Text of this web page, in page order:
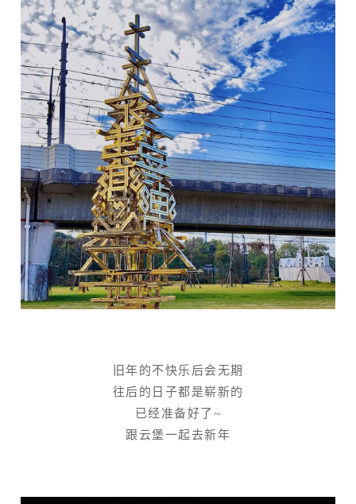
旧年的不快乐后会无期
往后的日子都是崭新的
已经准备好了~
跟云堡一起去新年